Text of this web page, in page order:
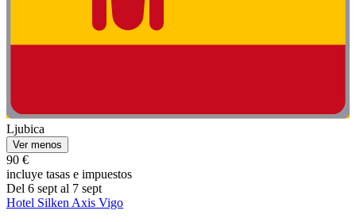
Ljubica
Ver menos
90 €
incluye tasas e impuestos
Del 6 sept al 7 sept
Hotel Silken Axis Vigo